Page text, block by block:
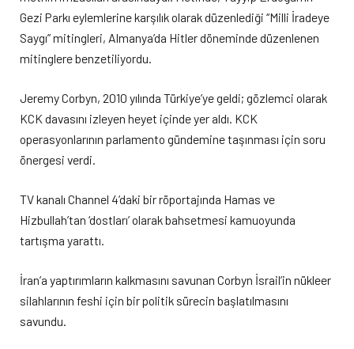
Gezi Parkı eylemlerine karşılık olarak düzenlediği “Milli İradeye
Saygı” mitingleri, Almanya’da Hitler döneminde düzenlenen
mitinglere benzetiliyordu.
Jeremy Corbyn, 2010 yılında Türkiye’ye geldi; gözlemci olarak
KCK davasını izleyen heyet içinde yer aldı. KCK
operasyonlarının parlamento gündemine taşınması için soru
önergesi verdi.
TV kanalı Channel 4’daki bir röportajında Hamas ve
Hizbullah’tan ‘dostları’ olarak bahsetmesi kamuoyunda
tartışma yarattı.
İran’a yaptırımların kalkmasını savunan Corbyn İsrail’in nükleer
silahlarının feshi için bir politik sürecin başlatılmasını
savundu.